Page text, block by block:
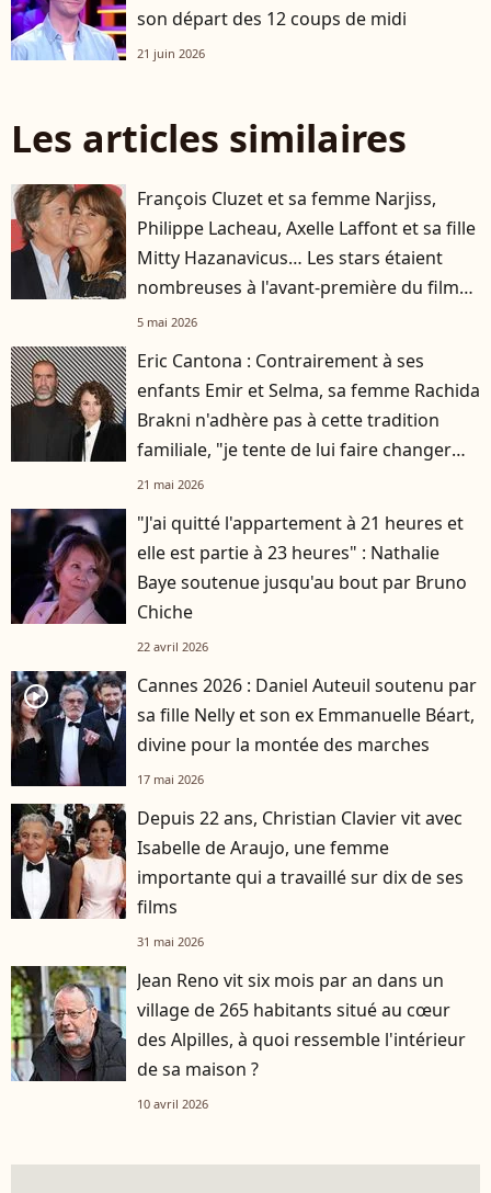
son départ des 12 coups de midi
21 juin 2026
Les articles similaires
François Cluzet et sa femme Narjiss,
Philippe Lacheau, Axelle Laffont et sa fille
Mitty Hazanavicus… Les stars étaient
nombreuses à l'avant-première du film
Pour le plaisir !
5 mai 2026
Eric Cantona : Contrairement à ses
enfants Emir et Selma, sa femme Rachida
Brakni n'adhère pas à cette tradition
familiale, "je tente de lui faire changer
d'avis"
21 mai 2026
"J'ai quitté l'appartement à 21 heures et
elle est partie à 23 heures" : Nathalie
Baye soutenue jusqu'au bout par Bruno
Chiche
22 avril 2026
player2
Cannes 2026 : Daniel Auteuil soutenu par
sa fille Nelly et son ex Emmanuelle Béart,
divine pour la montée des marches
17 mai 2026
Depuis 22 ans, Christian Clavier vit avec
Isabelle de Araujo, une femme
importante qui a travaillé sur dix de ses
films
31 mai 2026
Jean Reno vit six mois par an dans un
village de 265 habitants situé au cœur
des Alpilles, à quoi ressemble l'intérieur
de sa maison ?
10 avril 2026